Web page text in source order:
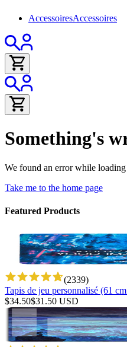
AccessoiresAccessoires
Something's
We found an error while loading
Take me to the home page
Featured Products
(2339)
Tapis de jeu personnalisé (61
$34.50$31.50 USD